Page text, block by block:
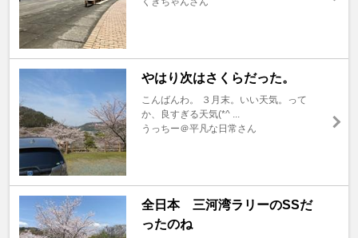
やはり次はさくらだった。
こんばんわ。 ３月末。いい天気。って
か、良すぎる天気(*^ ...
うっちー＠平凡な日常さん
全日本 三河湾ラリーのSSだ
ったのね